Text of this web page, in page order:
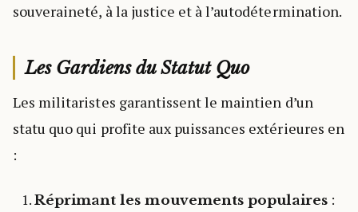
souveraineté, à la justice et à l’autodétermination.
Les Gardiens du Statut Quo
Les militaristes garantissent le maintien d’un
statu quo qui profite aux puissances extérieures en
:
Réprimant les mouvements populaires :